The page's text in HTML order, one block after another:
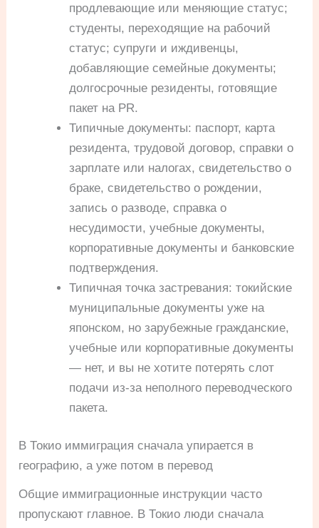
продлевающие или меняющие статус;
студенты, переходящие на рабочий
статус; супруги и иждивенцы,
добавляющие семейные документы;
долгосрочные резиденты, готовящие
пакет на PR.
Типичные документы: паспорт, карта
резидента, трудовой договор, справки о
зарплате или налогах, свидетельство о
браке, свидетельство о рождении,
запись о разводе, справка о
несудимости, учебные документы,
корпоративные документы и банковские
подтверждения.
Типичная точка застревания: токийские
муниципальные документы уже на
японском, но зарубежные гражданские,
учебные или корпоративные документы
— нет, и вы не хотите потерять слот
подачи из-за неполного переводческого
пакета.
В Токио иммиграция сначала упирается в
географию, а уже потом в перевод
Общие иммиграционные инструкции часто
пропускают главное. В Токио люди сначала